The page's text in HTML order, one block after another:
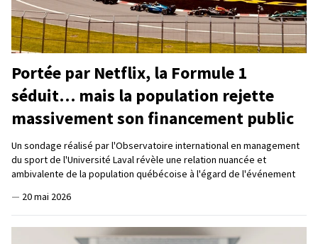
Portée par Netflix, la Formule 1
séduit… mais la population rejette
massivement son financement public
Un sondage réalisé par l'Observatoire international en management
du sport de l'Université Laval révèle une relation nuancée et
ambivalente de la population québécoise à l'égard de l'événement
— 20 mai 2026